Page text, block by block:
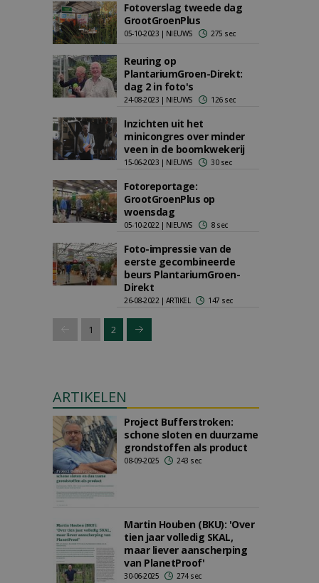
Fotoverslag tweede dag
GrootGroenPlus
05-10-2023 | NIEUWS 275 sec
Reuring op
PlantariumGroen-Direkt:
dag 2 in foto's
24-08-2023 | NIEUWS 126 sec
Inzichten uit het
minicongres over minder
veen in de boomkwekerij
15-06-2023 | NIEUWS 30 sec
Fotoreportage:
GrootGroenPlus op
woensdag
05-10-2022 | NIEUWS 8 sec
Foto-impressie van de
eerste gecombineerde
beurs PlantariumGroen-
Direkt
26-08-2022 | ARTIKEL 147 sec
1 2
ARTIKELEN
Project Bufferstroken:
schone sloten en duurzame
grondstoffen als product
08-09-2025 243 sec
Martin Houben (BKU): 'Over
tien jaar volledig SKAL,
maar liever aanscherping
van PlanetProof'
30-06-2025 274 sec